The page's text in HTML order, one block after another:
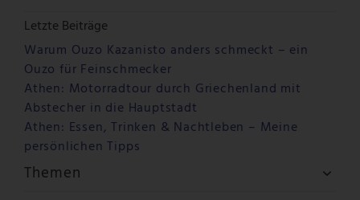
Letzte Beiträge
Warum Ouzo Kazanisto anders schmeckt – ein
Ouzo für Feinschmecker
Athen: Motorradtour durch Griechenland mit
Abstecher in die Hauptstadt
Athen: Essen, Trinken & Nachtleben – Meine
persönlichen Tipps
Themen